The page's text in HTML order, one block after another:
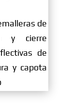
de
y cierre
de
y capota